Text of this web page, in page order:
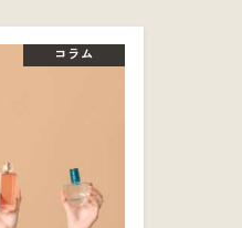
コラム